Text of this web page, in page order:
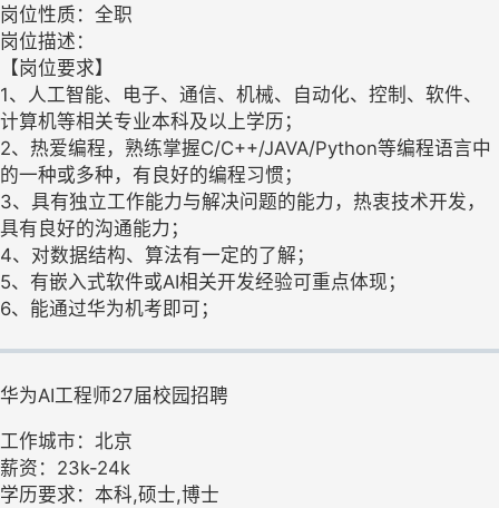
岗位性质：全职
岗位描述：
【岗位要求】
1、人工智能、电子、通信、机械、自动化、控制、软件、
计算机等相关专业本科及以上学历；
2、热爱编程，熟练掌握C/C++/JAVA/Python等编程语言中
的一种或多种，有良好的编程习惯；
3、具有独立工作能力与解决问题的能力，热衷技术开发，
具有良好的沟通能力；
4、对数据结构、算法有一定的了解；
5、有嵌入式软件或AI相关开发经验可重点体现；
6、能通过华为机考即可；
华为AI工程师27届校园招聘
工作城市：北京
薪资：23k-24k
学历要求：本科,硕士,博士